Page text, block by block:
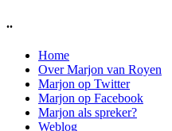
..
Home
Over Marjon van Royen
Marjon op Twitter
Marjon op Facebook
Marjon als spreker?
Weblog